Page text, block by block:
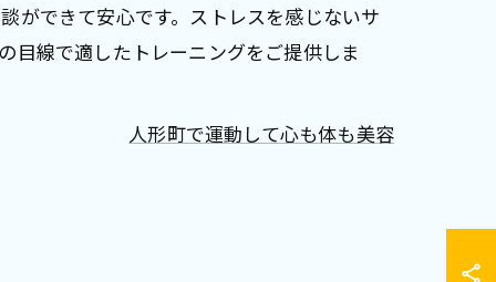
ができて安心です。ストレスを感じないサ
目線で適したトレーニングをご提供しま
人形町で運動して心も体も美容